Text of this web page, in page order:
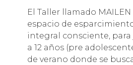
El Taller llamado MAILEN KUYÉN es un
espacio de
integral consciente, para
a 12 años (pre
de verano donde se